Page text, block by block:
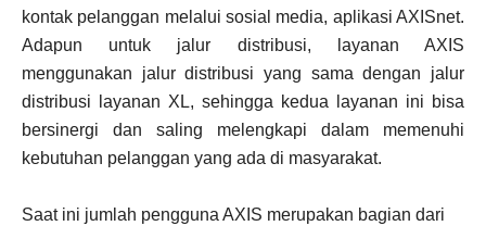
kontak pelanggan melalui sosial media, aplikasi AXISnet.
Adapun untuk jalur distribusi, layanan AXIS
menggunakan jalur distribusi yang sama dengan jalur
distribusi layanan XL, sehingga kedua layanan ini bisa
bersinergi dan saling melengkapi dalam memenuhi
kebutuhan pelanggan yang ada di masyarakat.
Saat ini jumlah pengguna AXIS merupakan bagian dari